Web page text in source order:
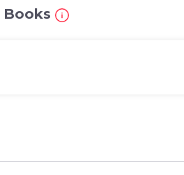
Books